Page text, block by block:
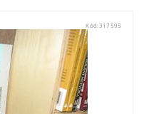
Kód:317595